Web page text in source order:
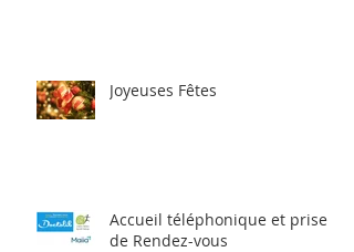
Joyeuses Fêtes
Accueil téléphonique et prise
de Rendez-vous